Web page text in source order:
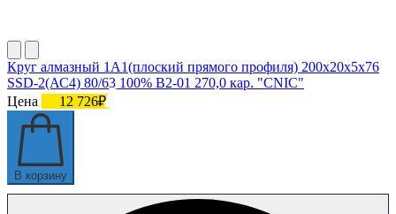
Круг алмазный 1А1(плоский прямого профиля) 200х20х5х76
SSD-2(АС4) 80/63 100% В2-01 270,0 кар. "CNIC"
Цена
12 726₽
В корзину